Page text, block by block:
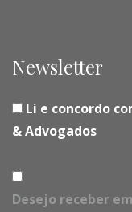
Newsletter
Li e concordo
& Advogados
Desejo receber